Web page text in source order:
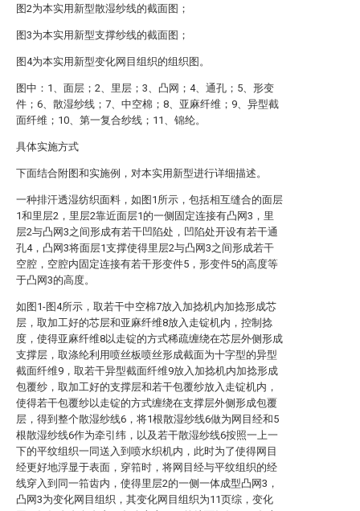
图2为本实用新型散湿纱线的截面图；
图3为本实用新型支撑纱线的截面图；
图4为本实用新型变化网目组织的组织图。
图中：1、面层；2、里层；3、凸网；4、通孔；5、形变
件；6、散湿纱线；7、中空棉；8、亚麻纤维；9、异型截
面纤维；10、第一复合纱线；11、锦纶。
具体实施方式
下面结合附图和实施例，对本实用新型进行详细描述。
一种排汗透湿纺织面料，如图1所示，包括相互缝合的面层
1和里层2，里层2靠近面层1的一侧固定连接有凸网3，里
层2与凸网3之间形成有若干凹陷处，凹陷处开设有若干通
孔4，凸网3将面层1支撑使得里层2与凸网3之间形成若干
空腔，空腔内固定连接有若干形变件5，形变件5的高度等
于凸网3的高度。
如图1-图4所示，取若干中空棉7放入加捻机内加捻形成芯
层，取加工好的芯层和亚麻纤维8放入走锭机内，控制捻
度，使得亚麻纤维8以走锭的方式稀疏缠绕在芯层外侧形成
支撑层，取涤纶利用喷丝板喷丝形成截面为十字型的异型
截面纤维9，取若干异型截面纤维9放入加捻机内加捻形成
包覆纱，取加工好的支撑层和若干包覆纱放入走锭机内，
使得若干包覆纱以走锭的方式缠绕在支撑层外侧形成包覆
层，得到整个散湿纱线6，将1根散湿纱线6做为网目经和5
根散湿纱线6作为牵引纬，以及若干散湿纱线6按照一上一
下的平纹组织一同送入到喷水织机内，此时为了使得网目
经更好地浮显于表面，穿筘时，将网目经与平纹组织的经
线穿入到同一筘齿内，使得里层2的一侧一体成型凸网3，
凸网3为变化网目组织，其变化网目组织为11页综，变化